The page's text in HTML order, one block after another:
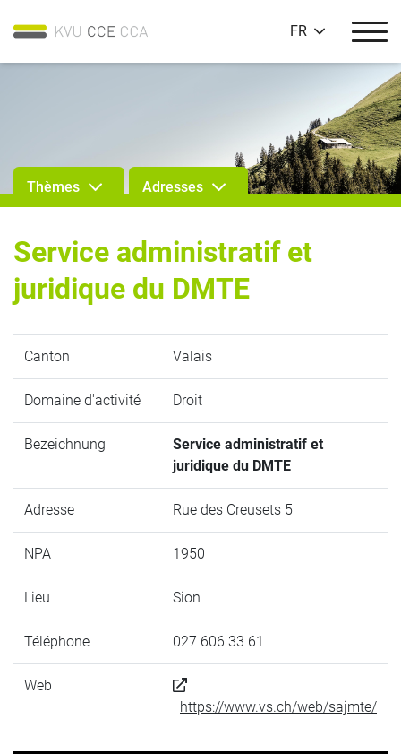
FR
Thèmes Adresses
Service administratif et
juridique du DMTE
Canton Valais
Domaine d'activité Droit
Bezeichnung
Service administratif et
juridique du DMTE
Adresse Rue des Creusets 5
NPA 1950
Lieu Sion
Téléphone 027 606 33 61
Web
https://www.vs.ch/web/sajmte/